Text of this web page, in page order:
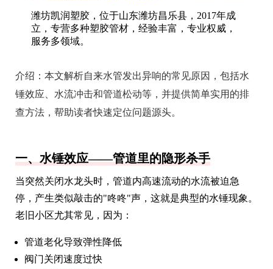
潍坊凯润塑胶，位于山东潍坊昌乐县，2017年成
立，专营多种塑胶管材，经验丰富，专业权威，
服务多领域。
介绍： 本文解析自来水管发出异响的常见原因，包括水
锤效应、水流冲击和管道松动等，并提供简单实用的排
查方法，帮助读者快速定位问题源头。
一、水锤效应——管道里的隐形杀手
当突然关闭水龙头时，管道内高速流动的水流被迫急
停，产生类似敲击的"咚咚"声，这就是典型的水锤现象。
老旧小区尤其常见，因为：
管道老化导致弹性降低
阀门关闭速度过快